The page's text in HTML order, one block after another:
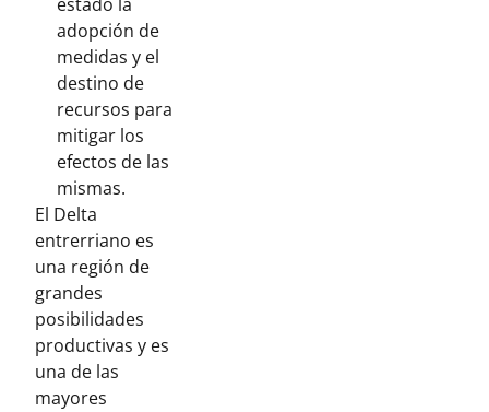
adopción de
medidas y el
destino de
recursos para
mitigar los
efectos de las
mismas.
El Delta
entrerriano es
una región de
grandes
posibilidades
productivas y es
una de las
mayores